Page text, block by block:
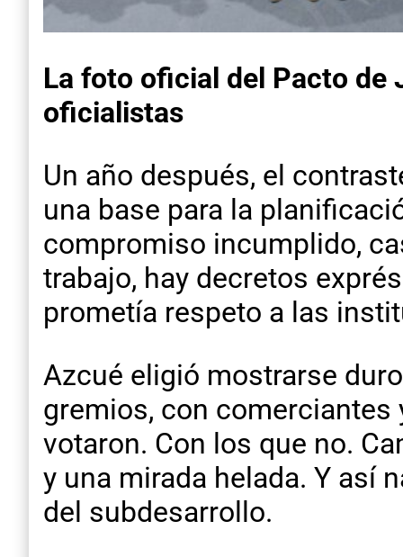
La foto oficial del Pacto de
oficialistas
Un año después, el
una base para la
compromiso incumplido,
trabajo, hay decretos
prometía respeto a las
Azcué eligió mostrarse
gremios, con
votaron. Con los que no.
y una mirada helada. Y así
del subdesarrollo.